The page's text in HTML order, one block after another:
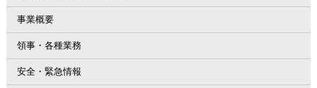
事業概要
領事・各種業務
安全・緊急情報